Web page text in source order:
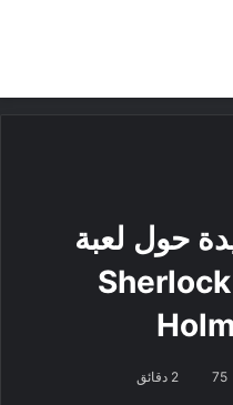
حول لعبة
الاكشن و التحريات Sherlock
75